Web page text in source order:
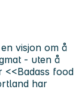
visjon om å
- uten å
<<Badass food
har